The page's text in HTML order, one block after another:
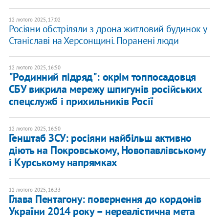
12 лютого 2025, 17:02
Росіяни обстріляли з дрона житловий будинок у
Станіславі на Херсонщині. Поранені люди
12 лютого 2025, 16:50
"Родинний підряд": окрім топпосадовця
СБУ викрила мережу шпигунів російських
спецслужб і прихильників Росії
12 лютого 2025, 16:50
Генштаб ЗСУ: росіяни найбільш активно
діють на Покровському, Новопавлівському
і Курському напрямках
12 лютого 2025, 16:33
Глава Пентагону: повернення до кордонів
України 2014 року – нереалістична мета